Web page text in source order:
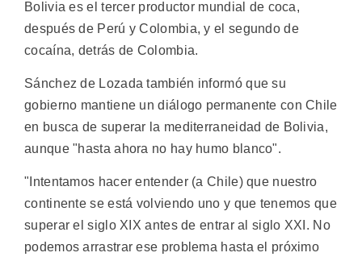
Bolivia es el tercer productor mundial de coca,
después de Perú y Colombia, y el segundo de
cocaína, detrás de Colombia.
Sánchez de Lozada también informó que su
gobierno mantiene un diálogo permanente con Chile
en busca de superar la mediterraneidad de Bolivia,
aunque "hasta ahora no hay humo blanco".
"Intentamos hacer entender (a Chile) que nuestro
continente se está volviendo uno y que tenemos que
superar el siglo XIX antes de entrar al siglo XXI. No
podemos arrastrar ese problema hasta el próximo